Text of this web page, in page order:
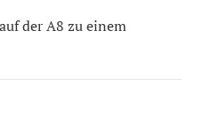
der A8 zu einem